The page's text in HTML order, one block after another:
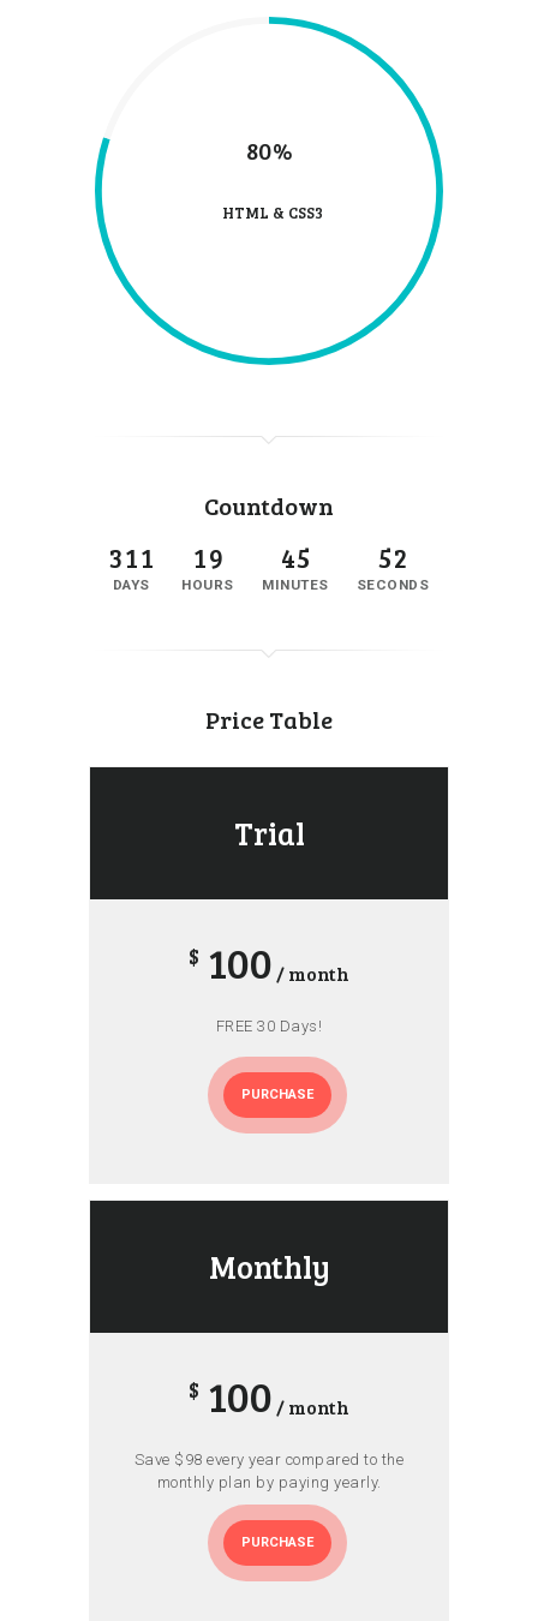
80%
HTML & CSS3
Countdown
311
DAYS
19
HOURS
45
MINUTES
52
SECONDS
Price Table
Trial
$ 100 / month
FREE 30 Days!
PURCHASE
Monthly
$ 100 / month
Save $98 every year compared to the
monthly plan by paying yearly.
PURCHASE